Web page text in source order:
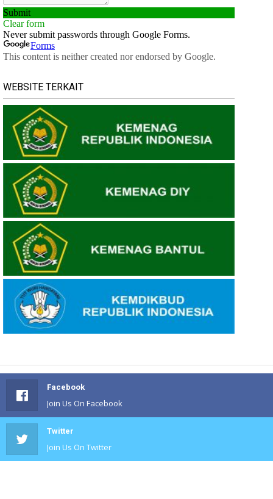
WEBSITE TERKAIT
Facebook
Join Us On Facebook
Twitter
Join Us On Twitter